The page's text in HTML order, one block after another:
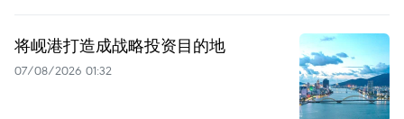
将岘港打造成战略投资目的地
07/08/2026 01:32